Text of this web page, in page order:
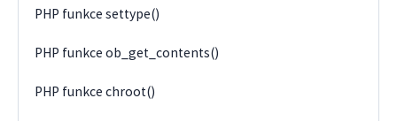
PHP funkce settype()
PHP funkce ob_get_contents()
PHP funkce chroot()